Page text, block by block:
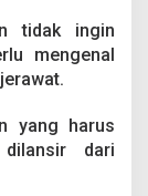
tidak ingin
mengenal
yang harus
dari